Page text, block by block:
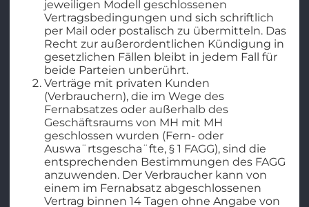
jeweiligen Modell geschlossenen
Vertragsbedingungen und sich schriftlich
per Mail oder postalisch zu übermitteln. Das
Recht zur außerordentlichen Kündigung in
gesetzlichen Fällen bleibt in jedem Fall für
beide Parteien unberührt.
Verträge mit privaten Kunden
(Verbrauchern), die im Wege des
Fernabsatzes oder außerhalb des
Geschäftsraums von MH mit MH
geschlossen wurden (Fern- oder
Auswa¨rtsgescha¨fte, § 1 FAGG), sind die
entsprechenden Bestimmungen des FAGG
anzuwenden. Der Verbraucher kann von
einem im Fernabsatz abgeschlossenen
Vertrag binnen 14 Tagen ohne Angabe von